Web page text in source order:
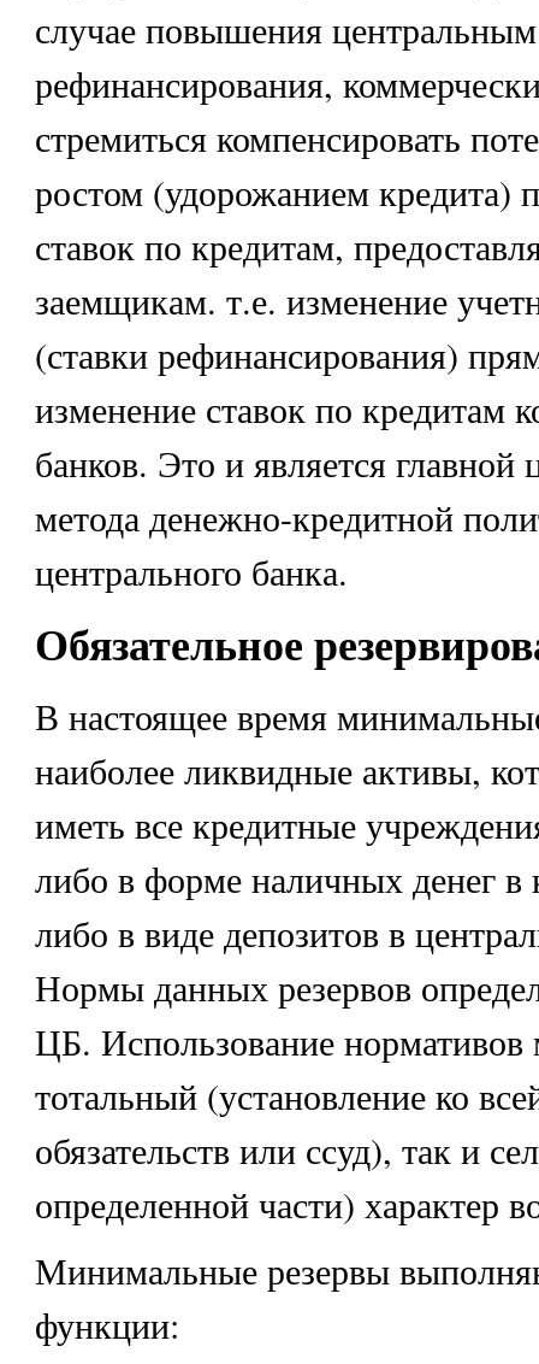
случае повышения
рефинансирования,
стремиться компенсировать
ростом (удорожанием кредита)
ставок по кредитам,
заемщикам. т.е. изменение
(ставки рефинансирования)
изменение ставок по кредитам
банков. Это и является главной
метода денежно-кредитной
центрального банка.
Обязательное
В настоящее время
наиболее ликвидные активы,
иметь все кредитные
либо в форме наличных денег в
либо в виде депозитов в
Нормы данных резервов
ЦБ. Использование нормативов
тотальный (установление ко
обязательств или ссуд), так и
определенной части) характер
Минимальные резервы
функции: